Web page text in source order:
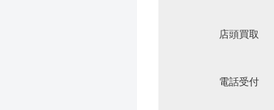
店頭買取
電話受付